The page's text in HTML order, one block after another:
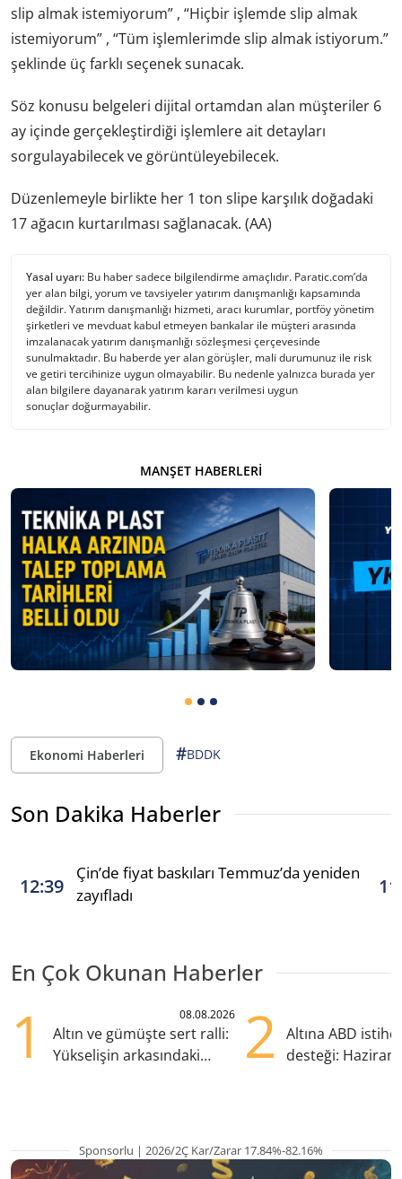
slip almak istemiyorum” , “Hiçbir işlemde slip almak
istemiyorum” , “Tüm işlemlerimde slip almak istiyorum.”
şeklinde üç farklı seçenek sunacak.
Söz konusu belgeleri dijital ortamdan alan müşteriler 6
ay içinde gerçekleştirdiği işlemlere ait detayları
sorgulayabilecek ve görüntüleyebilecek.
Düzenlemeyle birlikte her 1 ton slipe karşılık doğadaki
17 ağacın kurtarılması sağlanacak. (AA)
Yasal uyarı: Bu haber sadece bilgilendirme amaçlıdır. Paratic.com’da
yer alan bilgi, yorum ve tavsiyeler yatırım danışmanlığı kapsamında
değildir. Yatırım danışmanlığı hizmeti, aracı kurumlar, portföy yönetim
şirketleri ve mevduat kabul etmeyen bankalar ile müşteri arasında
imzalanacak yatırım danışmanlığı sözleşmesi çerçevesinde
sunulmaktadır. Bu haberde yer alan görüşler, mali durumunuz ile risk
ve getiri tercihinize uygun olmayabilir. Bu nedenle yalnızca burada yer
alan bilgilere dayanarak yatırım kararı verilmesi uygun
sonuçlar doğurmayabilir.
MANŞET HABERLERI
Ekonomi Haberleri #BDDK
Son Dakika Haberler
12:39
Çin’de fiyat baskıları Temmuz’da yeniden
zayıfladı
En Çok Okunan Haberler
1 08.08.2026
Altın ve gümüşte sert ralli:
Yükselişin arkasındaki
2
Altına ABD
desteği:
Sponsorlu | 2026/2Ç Kar/Zarar 17.84%-82.16%